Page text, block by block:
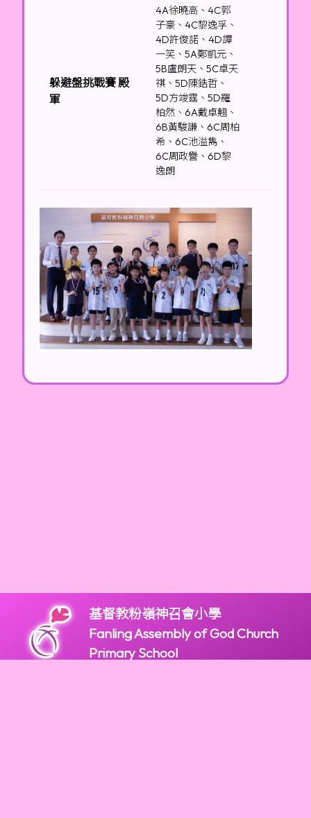
躲避盤挑戰賽 殿
軍
4A徐曉高、4C郭
子豪、4C黎逸孚、
4D許俊諾、4D譚
一笑、5A鄭凱元、
5B盧朗天、5C卓天
祺、5D陳鋯哲、
5D方竣霆、5D羅
柏然、6A戴卓翹、
6B黃駿謙、6C周柏
希、6C池溢雋、
6C周政譽、6D黎
逸朗
基督教粉嶺神召會小學
Fanling Assembly of God Church
Primary School